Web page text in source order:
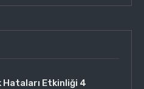
Etkinliği 4